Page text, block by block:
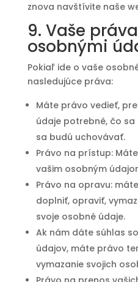
znova navštívite naše
9. Vaše
osobnými
Pokiaľ ide o vaše
nasledujúce práva:
Máte právo vedieť,
údaje potrebné, čo
sa budú uchovávať.
Právo na prístup:
vašim osobným
Právo na opravu:
doplniť, opraviť,
svoje osobné údaje.
Ak nám dáte súhlas
údajov, máte právo
vymazanie svojich